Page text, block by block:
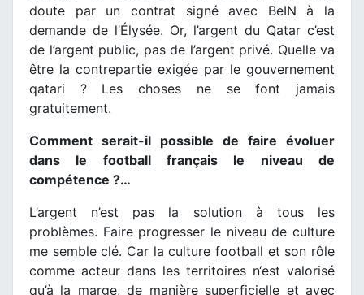
doute par un contrat signé avec BeIN à la
demande de l’Élysée. Or, l’argent du Qatar c’est
de l’argent public, pas de l’argent privé. Quelle va
être la contrepartie exigée par le gouvernement
qatari ? Les choses ne se font jamais
gratuitement.
Comment serait-il possible de faire évoluer
dans le football français le niveau de
compétence ?…
L’argent n’est pas la solution à tous les
problèmes. Faire progresser le niveau de culture
me semble clé. Car la culture football et son rôle
comme acteur dans les territoires n‘est valorisé
qu’à la marge, de manière superficielle et avec